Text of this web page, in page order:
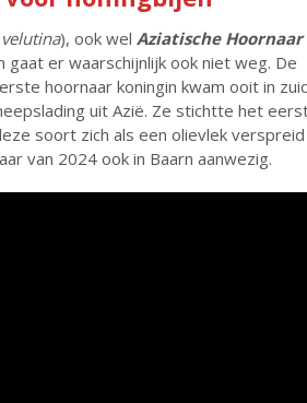
), ook wel Aziatische Hoornaar
er waarschijnlijk ook niet weg. De
hoornaar koningin kwam ooit in
uit Azië. Ze stichtte het
soort zich als een olievlek
van 2024 ook in Baarn aanwezig.